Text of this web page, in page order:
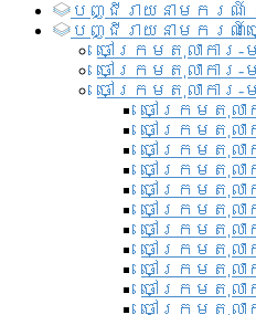
បញ្ជី​រាយ​នាមករណ៍ ក
បញ្ជី​រាយ​នាមករណ៍​ច
ចៅក្រមតុលាការ
ចៅក្រមតុលាការ
ចៅក្រមតុលាការ
ចៅក្រមតុល
ចៅក្រមតុលា
ចៅក្រមតុលា
ចៅក្រមតុលា
ចៅក្រមតុល
ចៅក្រមតុលា
ចៅក្រមតុលា
ចៅក្រមតុល
ចៅក្រមតុល
ចៅក្រមតុលា
ចៅក្រមតុល